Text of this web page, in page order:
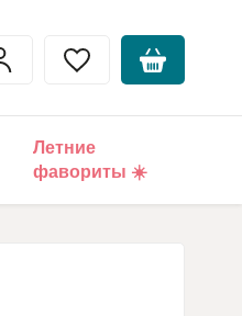
Летние
фавориты ☀️